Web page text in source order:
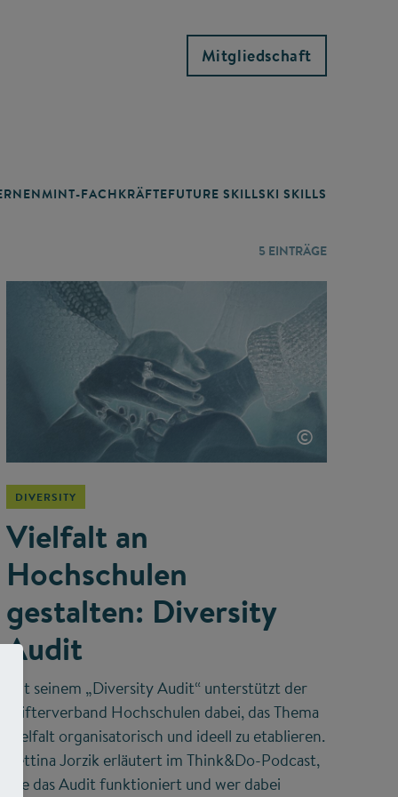
Mitgliedschaft
MINT-FACHKRÄFTEFUTURE SKILLSKI SKILLS
5 EINTRÄGE
©
DIVERSITY
Vielfalt an
Hochschulen
gestalten: Diversity
Audit
Mit seinem „Diversity Audit“ unterstützt der
Stifterverband Hochschulen dabei, das Thema
Vielfalt organisatorisch und ideell zu etablieren.
Bettina Jorzik erläutert im Think&Do-Podcast,
wie das Audit funktioniert und wer dabei